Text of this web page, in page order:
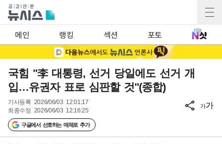
메인 랭킹 섹션 포토
국힘 "李 대통령, 선거 당일에도 선거 개
입…유권자 표로 심판할 것"(종합)
기사등록 2026/06/03 12:01:17
최종수정 2026/06/03 12:16:25
구글에서 선호하는 매체로 추가
가가